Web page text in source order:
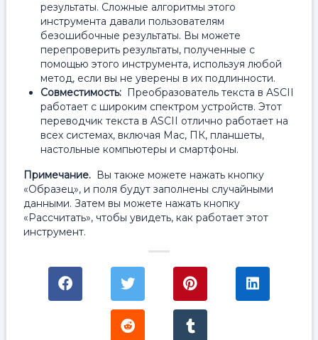
результаты. Сложные алгоритмы этого
инструмента давали пользователям
безошибочные результаты. Вы можете
перепроверить результаты, полученные с
помощью этого инструмента, используя любой
метод, если вы не уверены в их подлинности.
Совместимость: Преобразователь текста в ASCII
работает с широким спектром устройств. Этот
переводчик текста в ASCII отлично работает на
всех системах, включая Mac, ПК, планшеты,
настольные компьютеры и смартфоны.
Примечание. Вы также можете нажать кнопку
«Образец», и поля будут заполнены случайными
данными. Затем вы можете нажать кнопку
«Рассчитать», чтобы увидеть, как работает этот
инструмент.